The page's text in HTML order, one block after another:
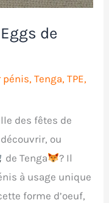
de
pénis,Tenga,TPE,
des fêtes de
ou
de Tenga
? Il
à usage unique
forme d’oeuf,